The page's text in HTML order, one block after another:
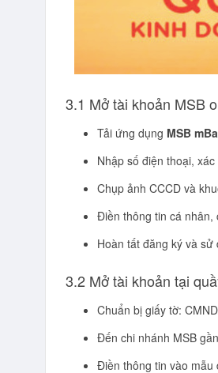
3.1 Mở tài khoản MSB
Tải ứng dụng MSB
Nhập số điện thoại, xác
Chụp ảnh CCCD và
Điền thông tin cá nhân,
Hoàn tất đăng ký và sử
3.2 Mở tài khoản tại
Chuẩn bị giấy tờ:
Đến chi nhánh MSB
Điền thông tin vào mẫu